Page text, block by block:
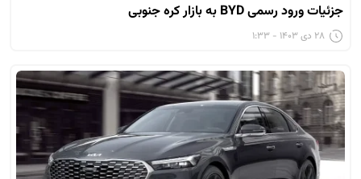
جزئیات ورود رسمی BYD به بازار کره جنوبی
۲۸ دی ۱۴۰۳ - ۱:۳۳